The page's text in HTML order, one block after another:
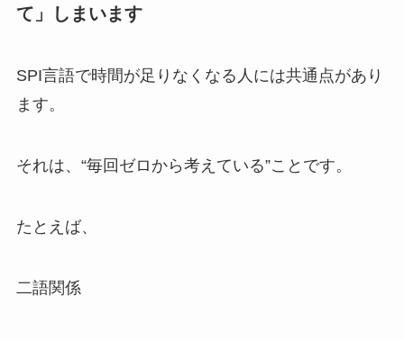
て」しまいます
SPI言語で時間が足りなくなる人には共通点があり
ます。
それは、“毎回ゼロから考えている”ことです。
たとえば、
二語関係